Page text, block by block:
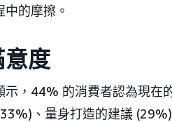
的摩擦。
度
示，44% 的消費者認為現在
、量身打造的建議